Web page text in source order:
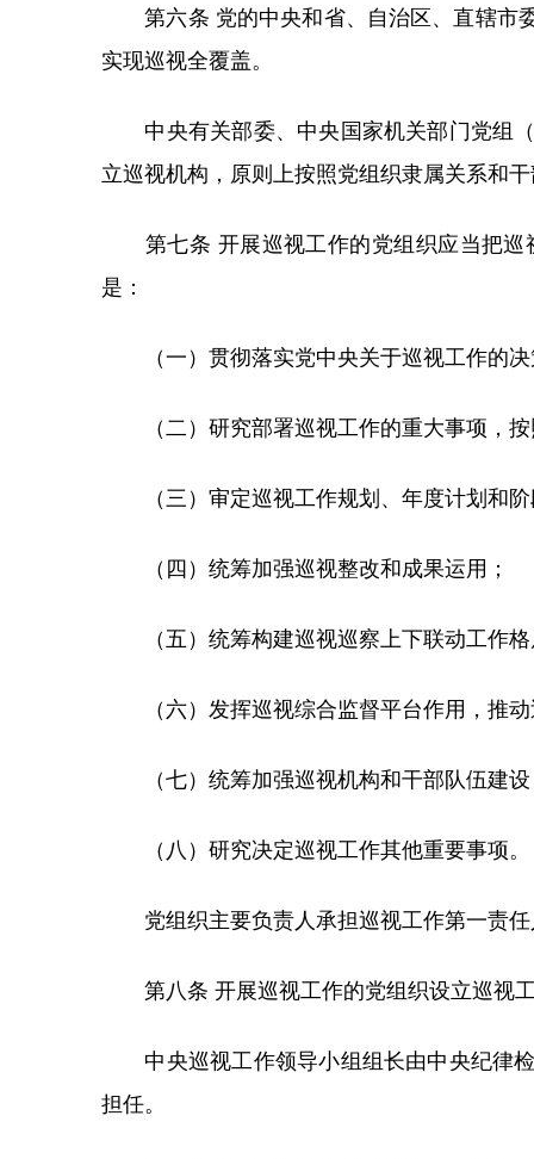
第六条 党的中央和省、自治区、直辖市委
实现巡视全覆盖。
中央有关部委、中央国家机关部门党组（
立巡视机构，原则上按照党组织隶属关系和
第七条 开展巡视工作的党组织应当把巡
是：
（一）贯彻落实党中央关于巡视工作的决
（二）研究部署巡视工作的重大事项，按
（三）审定巡视工作规划、年度计划和阶
（四）统筹加强巡视整改和成果运用；
（五）统筹构建巡视巡察上下联动工作格
（六）发挥巡视综合监督平台作用，推动
（七）统筹加强巡视机构和干部队伍建设
（八）研究决定巡视工作其他重要事项。
党组织主要负责人承担巡视工作第一责任
第八条 开展巡视工作的党组织设立巡视工
中央巡视工作领导小组组长由中央纪律检
担任。